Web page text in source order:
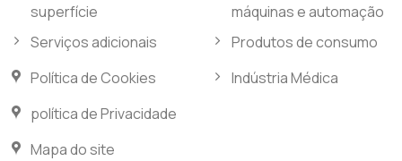
superfície
Serviços adicionais
Política de Cookies
política de Privacidade
Mapa do site
máquinas e automação
Produtos de consumo
Indústria Médica